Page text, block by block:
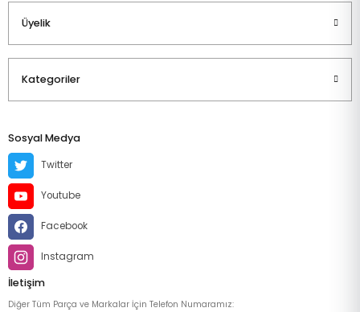
Üyelik
Kategoriler
Sosyal Medya
Twitter
Youtube
Facebook
Instagram
İletişim
Diğer Tüm Parça ve Markalar İçin Telefon Numaramız: